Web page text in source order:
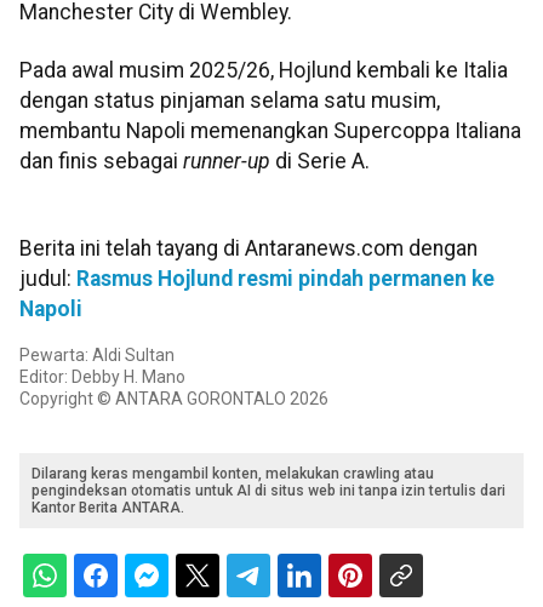
Manchester City di Wembley.
Pada awal musim 2025/26, Hojlund kembali ke Italia
dengan status pinjaman selama satu musim,
membantu Napoli memenangkan Supercoppa Italiana
dan finis sebagai runner-up di Serie A.
Berita ini telah tayang di Antaranews.com dengan
judul: Rasmus Hojlund resmi pindah permanen ke
Napoli
Pewarta: Aldi Sultan
Editor: Debby H. Mano
Copyright © ANTARA GORONTALO 2026
Dilarang keras mengambil konten, melakukan crawling atau
pengindeksan otomatis untuk AI di situs web ini tanpa izin tertulis dari
Kantor Berita ANTARA.